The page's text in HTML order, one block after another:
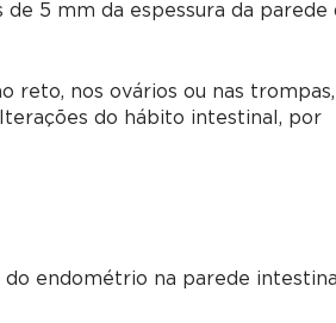
5 mm da espessura da parede
reto, nos ovários ou nas
do hábito intestinal, por
endométrio na parede